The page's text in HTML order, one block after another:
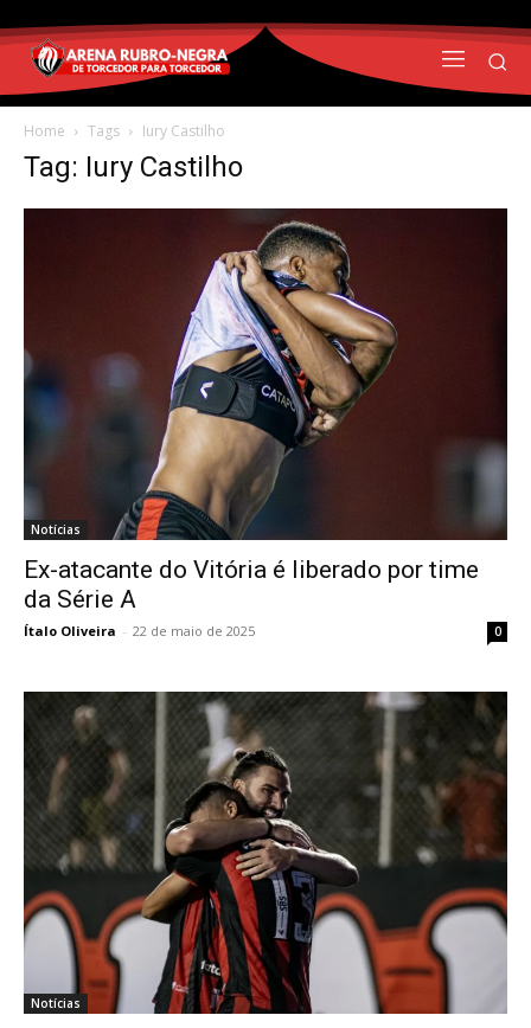
Home Tags Iury Castilho
Tag: Iury Castilho
Notícias
Ex-atacante do Vitória é liberado por time
da Série A
Ítalo Oliveira - 22 de maio de 2025 0
Notícias